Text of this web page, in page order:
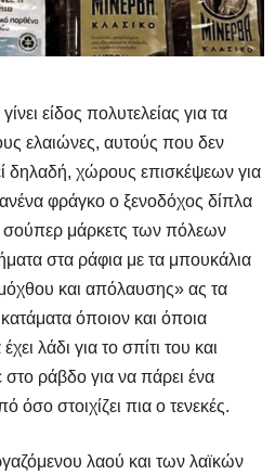
είδος πολυτελείας για τα
ελαιώνες, αυτούς που δεν
δηλαδή, χώρους επισκέψεων για
φράγκο ο ξενοδόχος δίπλα
μάρκετς των πόλεων
στα ράφια με τα μπουκάλια
και απόλαυσης» ας τα
όποιον και όποια
λάδι για το σπίτι του και
ράβδο για να πάρει ένα
όσο στοιχίζει πια ο τενεκές.
λαού και των λαϊκών